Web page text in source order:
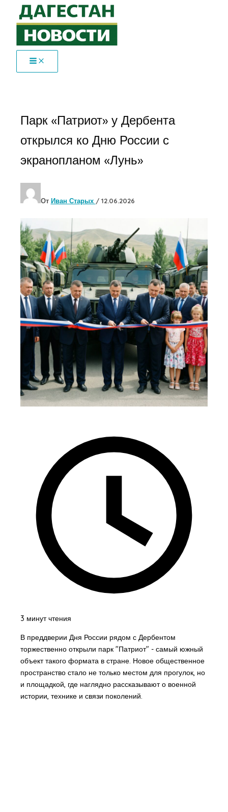
Перейти
содержимому
Парк «Патриот» у Дербента
открылся ко Дню России с
экранопланом «Лунь»
От Иван Старых / 12.06.2026
3 минут чтения
В преддверии Дня России рядом с Дербентом
торжественно открыли парк "Патриот" - самый южный
объект такого формата в стране. Новое общественное
пространство стало не только местом для прогулок, но
и площадкой, где наглядно рассказывают о военной
истории, технике и связи поколений.